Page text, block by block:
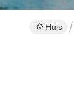
Huis